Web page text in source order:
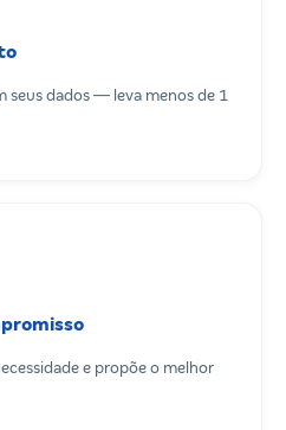
seus dados — leva menos de 1
e propõe o melhor